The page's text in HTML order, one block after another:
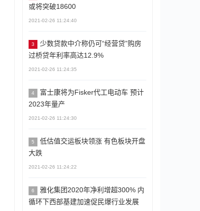
或将突破18600
2021-02-26 11:24:40
3
少数贷款中介称仍可“经营贷”购房
过桥贷年利率高达12.9%
2021-02-26 11:24:35
4
富士康将为Fisker代工电动车 预计
2023年量产
2021-02-26 11:24:30
5
低估值交运板块领涨 有色板块开盘
大跌
2021-02-26 11:24:22
6
雅化集团2020年净利增超300% 内
循环下西部基建加速促民爆行业发展